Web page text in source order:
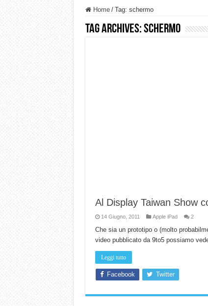
Dashcam 70mai A810
Home / Tag: schermo
Tag Archives:schermo
Al Display Taiwan Show
14 Giugno, 2011 Apple iPad 2
Che sia un prototipo o (molto
video pubblicato da 9to5 possiamo
Leggi tutto
Facebook Twitter